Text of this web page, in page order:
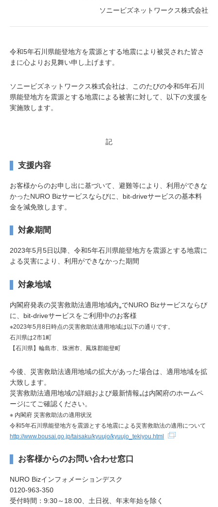
ソニービズネットワークス株式会社
令和5年石川県能登地方を震源とする地震により被災された皆さ
まに心よりお見舞い申し上げます。
ソニービズネットワークス株式会社は、このたびの令和5年石川
県能登地方を震源とする地震による被害に対して、以下の支援を
実施致します。
記
支援内容
お客様からのお申し出に基づいて、避難等により、利用ができな
かったNURO Bizサービスならびに、bit-driveサービスの基本料
金を減免致します。
対象期間
2023年5月5日以降、令和5年石川県能登地方を震源とする地震に
よる災害により、利用ができなかった期間
対象地域
内閣府発表の災害救助法適用地域内※でNURO Bizサービスならび
に、bit-driveサービスをご利用中のお客様
※2023年5月8日時点の災害救助法適用地域は以下の通りです。
石川県は2市1町
【石川県】輪島市、珠洲市、鳳珠郡能登町
今後、災害救助法適用地域の拡大があった場合は、適用地域を拡
大致します。
災害救助法適用地域の詳細および最新情報※は内閣府のホームペ
ージにてご確認ください。
※ 内閣府 災害救助法の適用状況
令和5年石川県能登地方を震源とする地震による災害救助法の適用について
http://www.bousai.go.jp/taisaku/kyuujo/kyuujo_tekiyou.html
お客様からのお問い合わせ窓口
NURO Bizインフォメーションデスク
0120-963-350
受付時間：9:30～18:00、土日祝、年末年始を除く